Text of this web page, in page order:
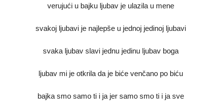
verujući u bajku ljubav je ulazila u mene
svakoj ljubavi je najlepše u jednoj jedinoj ljubavi
svaka ljubav slavi jednu jedinu ljubav boga
ljubav mi je otkrila da je biće venčano po biću
bajka smo samo ti i ja jer samo smo ti i ja sve